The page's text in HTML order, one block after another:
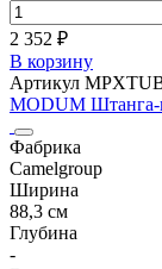
2 352 ₽
В корзину
Артикул
MODUM Штанга-
Фабрика
Camelgroup
Ширина
88,3 см
Глубина
-